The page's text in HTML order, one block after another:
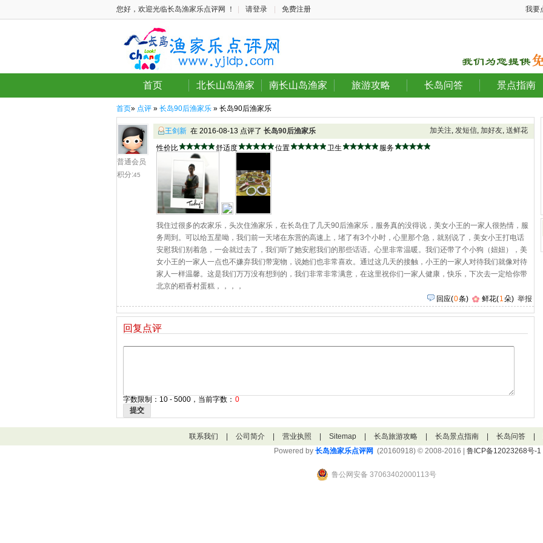
您好，欢迎光临长岛渔家乐点评网 ！ 请登录 免费注册 我要
首页 北长山岛渔家 南长山岛渔家 旅游攻略 长岛问答 景点指南
首页» 点评 » 长岛90后渔家乐 » 长岛90后渔家乐
普通会员
积分:45
加关注, 发短信, 加好友, 送鲜花
王剑新 在 2016-08-13 点评了 长岛90后渔家乐
性价比
舒适度 位置 卫生 服务
我住过很多的农家乐，头次住渔家乐，在长岛住了几天90后渔家乐，服务真的没得说，美女小王的一家人很热情，服
务周到。可以给五星呦，我们前一天堵在东营的高速上，堵了有3个小时，心里那个急，就别说了，美女小王打电话
安慰我们别着急，一会就过去了，我们听了她安慰我们的那些话语。心里非常温暖。我们还带了个小狗（妞妞），美
女小王的一家人一点也不嫌弃我们带宠物，说她们也非常喜欢。通过这几天的接触，小王的一家人对待我们就像对待
家人一样温馨。这是我们万万没有想到的，我们非常非常满意，在这里祝你们一家人健康，快乐，下次去一定给你带
北京的稻香村蛋糕，，，，
回应(0条) 鲜花(1朵) 举报
回复点评
字数限制：10 - 5000，当前字数： 0
提交
联系我们 公司简介 营业执照 Sitemap 长岛旅游攻略 长岛景点指南 长岛问答
Powered by 长岛渔家乐点评网 (20160918) © 2008-2016 | 鲁ICP备12023268号-1
鲁公网安备 37063402000113号